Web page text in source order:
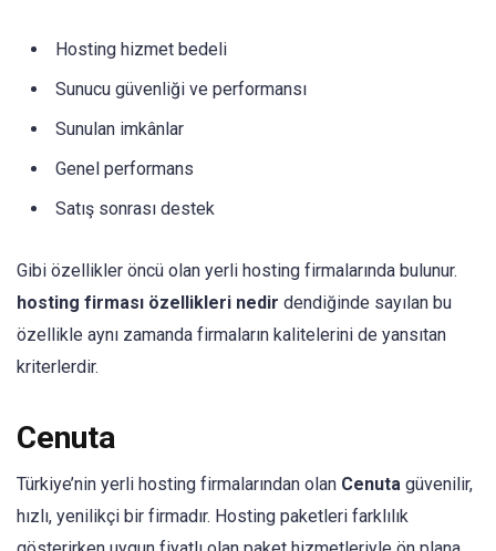
Hosting hizmet bedeli
Sunucu güvenliği ve performansı
Sunulan imkânlar
Genel performans
Satış sonrası destek
Gibi özellikler öncü olan yerli hosting firmalarında bulunur.
hosting firması özellikleri nedir dendiğinde sayılan bu
özellikle aynı zamanda firmaların kalitelerini de yansıtan
kriterlerdir.
Cenuta
Türkiye’nin yerli hosting firmalarından olan Cenuta güvenilir,
hızlı, yenilikçi bir firmadır. Hosting paketleri farklılık